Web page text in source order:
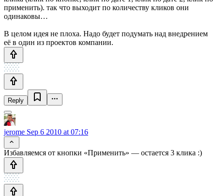
применить). так что выходит по количеству кликов они
одинаковы…
В целом идея не плоха. Надо будет подумать над внедрением
её в один из проектов компании.
Reply
jerome Sep 6 2010 at 07:16
Избавляемся от кнопки «Применить» — остается 3 клика :)